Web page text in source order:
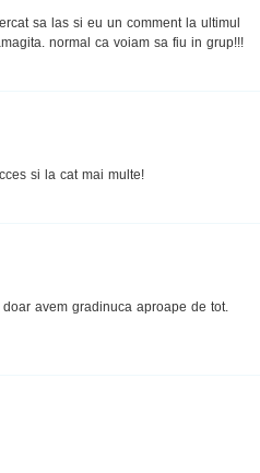
sa las si eu un comment la ultimul
normal ca voiam sa fiu in grup!!!
si la cat mai multe!
avem gradinuca aproape de tot.